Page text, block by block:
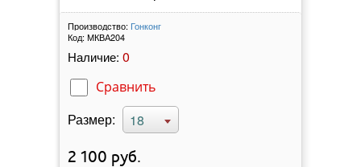
Производство: Гонконг
Код: МКВА204
Наличие: 0
Сравнить
Размер: 18
2 100 руб.